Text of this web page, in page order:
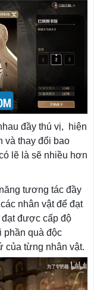
đầy thú vị, hiện
và thay đổi bao
lẽ là sẽ nhiều hơn
tương tác đầy
nhân vật để đạt
được cấp độ
quà độc
của từng nhân vật.